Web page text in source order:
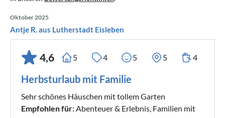
Oktober 2025
Antje R. aus Lutherstadt Eisleben
4,6 5 4 5 5 4
Herbsturlaub mit Familie
Sehr schönes Häuschen mit tollem Garten
Empfohlen für: Abenteuer & Erlebnis, Familien mit